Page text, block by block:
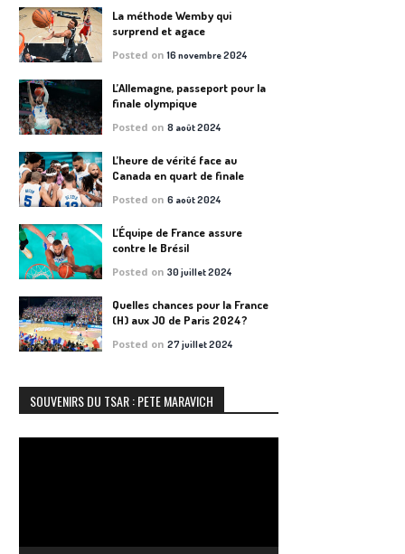
La méthode Wemby qui
surprend et agace
Posted on16 novembre 2024
L’Allemagne, passeport pour la
finale olympique
Posted on8 août 2024
L’heure de vérité face au
Canada en quart de finale
Posted on6 août 2024
L’Équipe de France assure
contre le Brésil
Posted on30 juillet 2024
Quelles chances pour la France
(H) aux JO de Paris 2024?
Posted on27 juillet 2024
SOUVENIRS DU TSAR : PETE MARAVICH